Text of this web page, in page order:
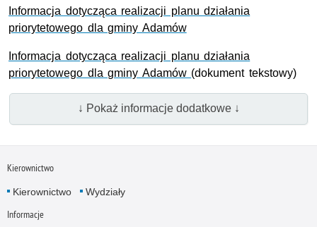
Informacja dotycząca realizacji planu działania
priorytetowego dla gminy Adamów
Informacja dotycząca realizacji planu działania
priorytetowego dla gminy Adamów (dokument tekstowy)
↓ Pokaż informacje dodatkowe ↓
Kierownictwo
Kierownictwo Wydziały
Informacje